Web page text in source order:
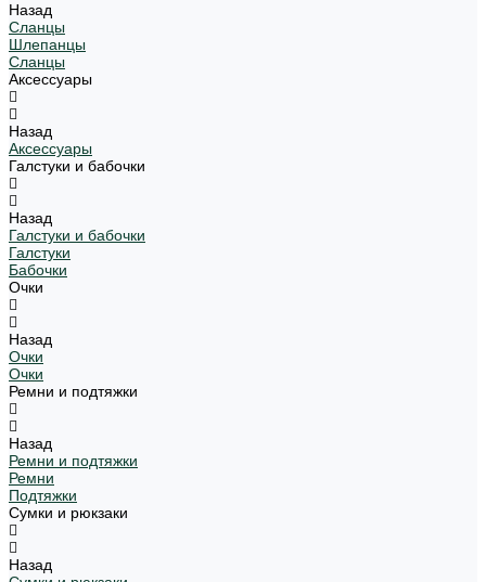
Назад
Сланцы
Шлепанцы
Сланцы
Аксессуары
Назад
Аксессуары
Галстуки и бабочки
Назад
Галстуки и бабочки
Галстуки
Бабочки
Очки
Назад
Очки
Очки
Ремни и подтяжки
Назад
Ремни и подтяжки
Ремни
Подтяжки
Сумки и рюкзаки
Назад